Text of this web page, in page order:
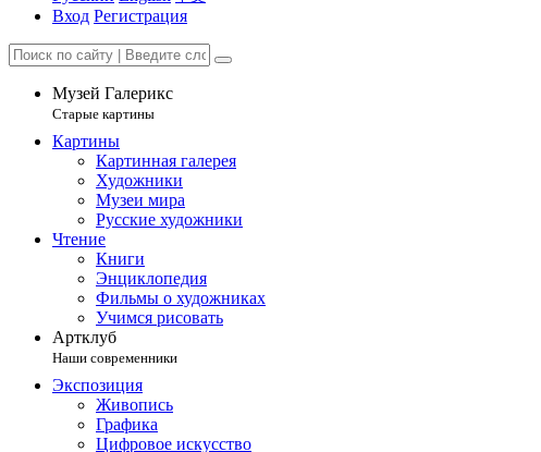
Вход Регистрация
Музей Галерикс
Старые картины
Картины
Картинная галерея
Художники
Музеи мира
Русские художники
Чтение
Книги
Энциклопедия
Фильмы о художниках
Учимся рисовать
Артклуб
Наши современники
Экспозиция
Живопись
Графика
Цифровое искусство